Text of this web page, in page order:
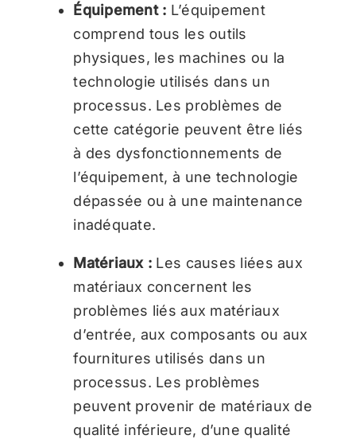
Équipement : L’équipement
comprend tous les outils
physiques, les machines ou la
technologie utilisés dans un
processus. Les problèmes de
cette catégorie peuvent être liés
à des dysfonctionnements de
l’équipement, à une technologie
dépassée ou à une maintenance
inadéquate.
Matériaux : Les causes liées aux
matériaux concernent les
problèmes liés aux matériaux
d’entrée, aux composants ou aux
fournitures utilisés dans un
processus. Les problèmes
peuvent provenir de matériaux de
qualité inférieure, d’une qualité